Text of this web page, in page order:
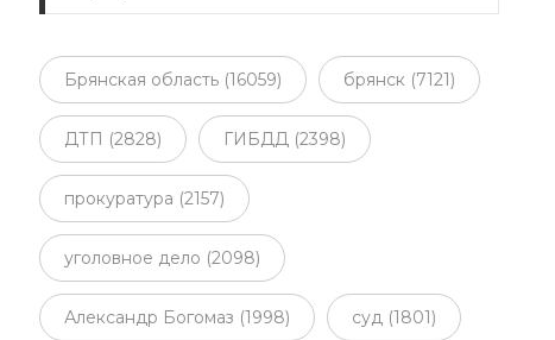
Брянская область (16059) брянск (7121)
ДТП (2828) ГИБДД (2398)
прокуратура (2157)
уголовное дело (2098)
Александр Богомаз (1998) суд (1801)